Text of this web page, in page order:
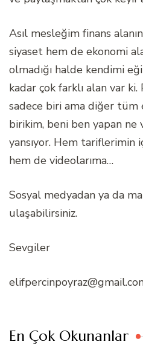
Asıl mesleğim finans
siyaset hem de ekonomi
olmadığı halde kendimi
kadar çok farklı alan var ki.
sadece biri ama diğer tüm
birikim, beni ben yapan ne
yansıyor. Hem tariflerimin
hem de videolarıma…
Sosyal medyadan ya da
ulaşabilirsiniz.
Sevgiler
En Çok Okunanlar